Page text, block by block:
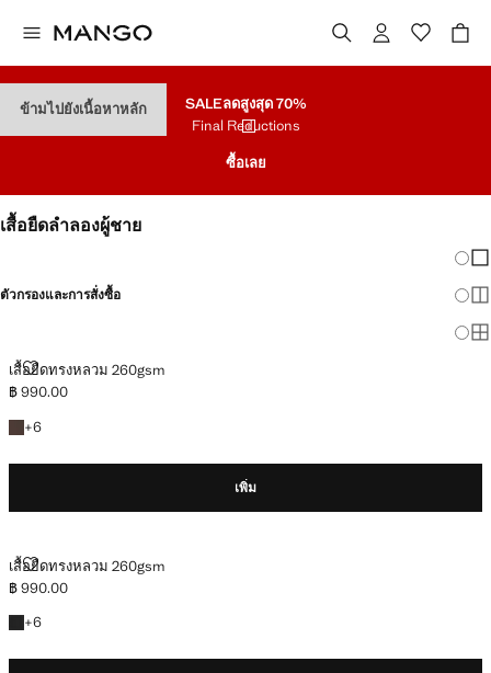
ข้ามไปยังเนื้อหาหลัก SALEลดสูงสุด 70%
Final Reductions
ซื้อเลย
เสื้อยืดลำลองผู้ชาย
ตัวกรองและการสั่งซื้อ
เปลี่
แ
แ
แ
เสื้อยืดทรงหลวม 260gsm
เสื้อยืดทรงหลวม 260GSM
ราคาปัจจุบัน [฿ 990.00 ]
฿ 990.00
+6
+6สี
เพิ่ม
เสื้อยืดทรงหลวม 260gsm
เสื้อยืดทรงหลวม 260GSM
ราคาปัจจุบัน [฿ 990.00 ]
฿ 990.00
+6
+6สี